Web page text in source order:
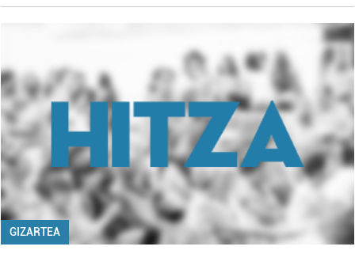
GIZARTEA